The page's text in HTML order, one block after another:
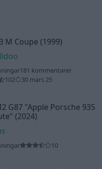
M Coupe (1999)
181 kommentarer
102
30 mars 25
G87 "Apple Porsche 935
(2024)
10